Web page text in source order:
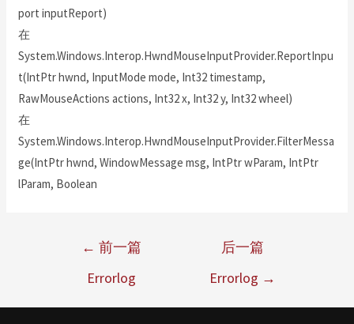
port inputReport)
在
System.Windows.Interop.HwndMouseInputProvider.ReportInpu
t(IntPtr hwnd, InputMode mode, Int32 timestamp,
RawMouseActions actions, Int32 x, Int32 y, Int32 wheel)
在
System.Windows.Interop.HwndMouseInputProvider.FilterMessa
ge(IntPtr hwnd, WindowMessage msg, IntPtr wParam, IntPtr
lParam, Boolean
← 前一篇
Errorlog
后一篇
Errorlog →